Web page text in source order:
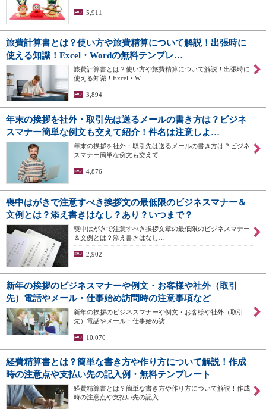
5,911
旅費計算書とは？使い方や旅費精算について解説！出張時に
使える知識！Excel・Wordの無料テンプレ…
旅費計算書とは？使い方や旅費精算について解説！出張時に
使える知識！Excel・W…
3,894
年末の挨拶を社外・取引先は送るメールの書き方は？ビジネ
スマナー簡単な例文も交えて紹介！件名は注意しよ…
年末の挨拶を社外・取引先は送るメールの書き方は？ビジネ
スマナー簡単な例文も交えて…
4,876
喪中はがきで注意すべき挨拶文の最低限のビジネスマナー＆
文例とは？添え書きはなし？あり？いつまで？
喪中はがきで注意すべき挨拶文章の最低限のビジネスマナー
＆文例とは？添え書きはなし…
2,902
新年の挨拶のビジネスマナーや例文・お客様や社外（取引
先）電話やメール・仕事始め訪問時の注意事項など
新年の挨拶のビジネスマナーや例文・お客様や社外（取引
先）電話やメール・仕事始め訪…
10,070
経費精算書とは？簡単な書き方や作り方について解説！作成
時の注意点や支払い先の記入例・無料テンプレート
経費精算書とは？簡単な書き方や作り方について解説！作成
時の注意点や支払い先の記入…